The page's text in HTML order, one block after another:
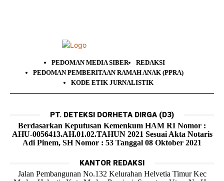
PEDOMAN MEDIA SIBER
REDAKSI
PEDOMAN PEMBERITAAN RAMAH ANAK (PPRA)
KODE ETIK JURNALISTIK
PT. DETEKSI DORHETA DIRGA (D3)
Berdasarkan Keputusan Kemenkum HAM RI Nomor :
AHU-0056413.AH.01.02.TAHUN 2021 Sesuai Akta Notaris
Adi Pinem, SH Nomor : 53 Tanggal 08 Oktober 2021
KANTOR REDAKSI
Jalan Pembangunan No.132 Kelurahan Helvetia Timur Kec